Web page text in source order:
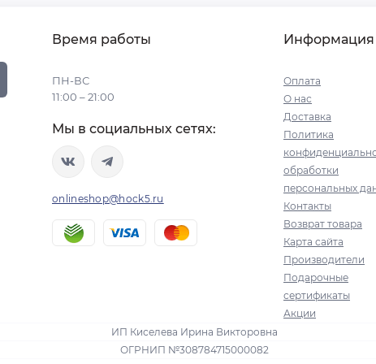
Время работы
ПН-ВС
11:00 – 21:00
Мы в социальных сетях:
onlineshop@hock5.ru
Информация
Оплата
О нас
Доставка
Политика
обработки
персональных
Контакты
Возврат товара
Карта сайта
Производители
Подарочные
сертификаты
Акции
ИП Киселева Ирина Викторовна
ОГРНИП №308784715000082